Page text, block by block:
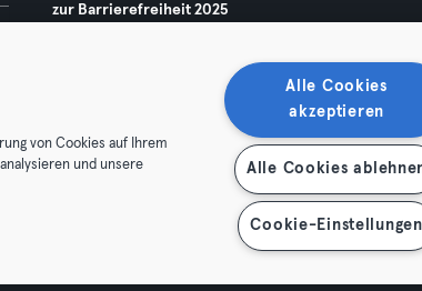
zur Barrierefreiheit 2025
Vertrag hier kündigen Hier Verträge
von Cookies auf Ihrem
und unsere
Alle Cookies
akzeptieren
Alle Cookies
Cookie-Einstellungen